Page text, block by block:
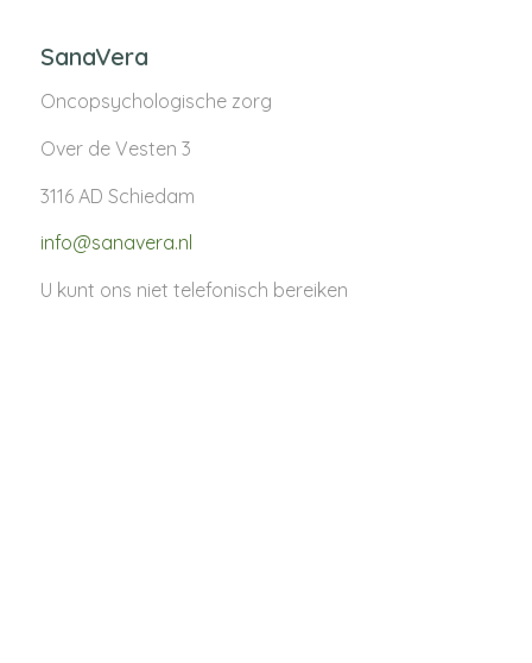
SanaVera
Oncopsychologische zorg
Over de Vesten 3
3116 AD Schiedam
info@sanavera.nl
U kunt ons niet telefonisch bereiken